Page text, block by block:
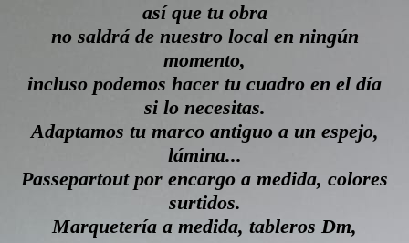
así que tu obra
no saldrá de nuestro local en ningún
momento,
incluso podemos hacer tu cuadro en el día
si lo necesitas.
Adaptamos tu marco antiguo a un espejo,
lámina...
Passepartout por encargo a medida, colores
surtidos.
Marquetería a medida, tableros Dm,